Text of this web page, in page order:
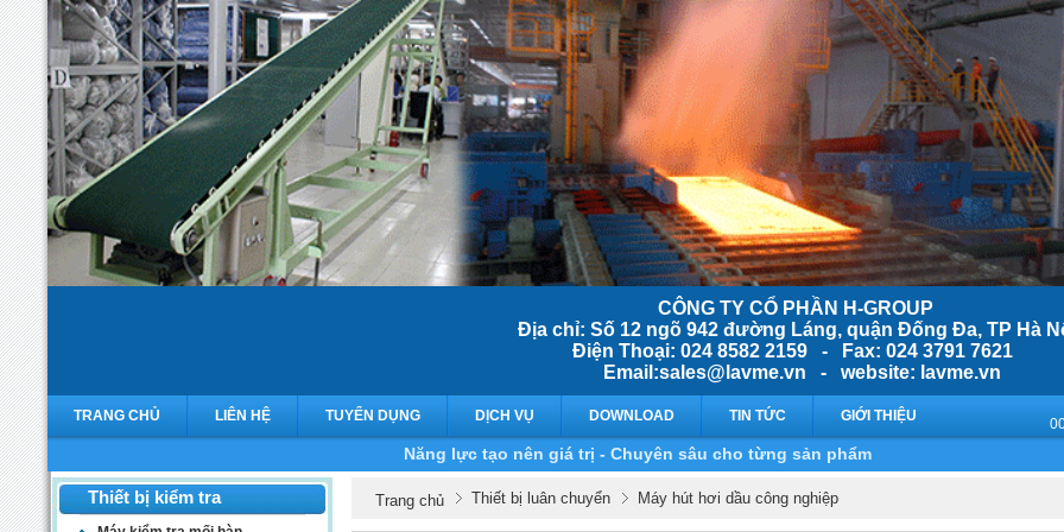
CÔNG TY CỔ PHẦN H-GROUP
Địa chỉ: Số 12 ngõ 942 đường Láng, quận Đống Đa, TP Hà
Điện Thoại: 024 8582 2159 - Fax: 024 3791 7621
Email:sales@lavme.vn - website: lavme.vn
TRANG CHỦ LIÊN HỆ TUYỂN DỤNG DỊCH VỤ DOWNLOAD TIN TỨC GIỚI THIỆU
Năng lực tạo nên giá trị - Chuyên sâu cho từng sản phẩm
Thiết bị kiểm tra Trang chủ Thiết bị luân chuyển Máy hút hơi dầu công nghiệp